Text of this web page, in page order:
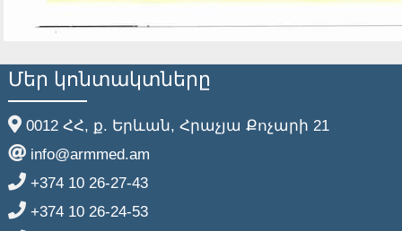
Մեր կոնտակտները
0012 ՀՀ, ք. Երևան, Հրաչյա Քոչարի 21
info@armmed.am
+374 10 26-27-43
+374 10 26-24-53